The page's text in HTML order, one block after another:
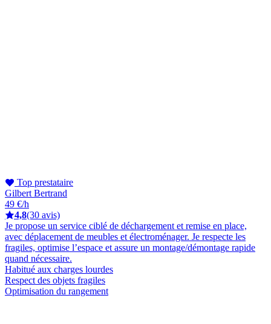
Top prestataire
Gilbert Bertrand
49 €/h
4,8(30 avis)
Je propose un service ciblé de déchargement et remise en place,
avec déplacement de meubles et électroménager. Je respecte les
fragiles, optimise l’espace et assure un montage/démontage rapide
quand nécessaire.
Habitué aux charges lourdes
Respect des objets fragiles
Optimisation du rangement